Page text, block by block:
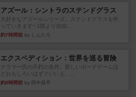
アズール：シントラのステンドグラス
大好きなアズールシリーズ。ステンドグラスを作
っていきます✨1部より自由...
約7時間前 by しんたろ
エクスペディション：世界を巡る冒険
クラマー氏の不朽の名作。新しいボードゲームほ
どおもしろいはず？いいえ。...
約8時間前 by 田中昌平